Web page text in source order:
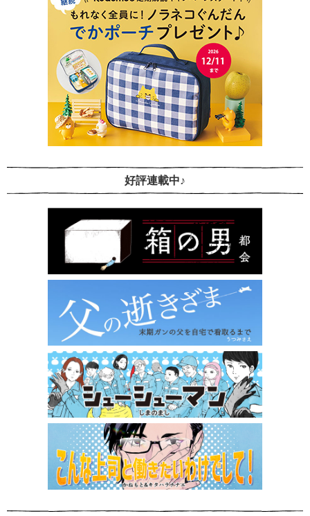
好評連載中♪